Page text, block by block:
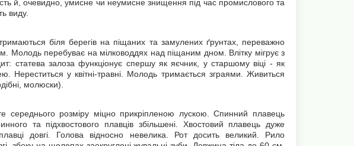
й, очевидно, умисне чи неумисне знищення під час промислового та
виду.
біля берегів на піщаних та замулених ґрунтах, переважно
Молодь перебуває на мілководдях над піщаним дном. Влітку мігрує з
статева залоза функціонує спершу як яєчник, у старшому віці - як
Нереститься у квітні-травні. Молодь тримається зграями. Живиться
молюски).
середнього розміру міцно прикріпленою лускою. Спинний плавець
та підхвостового плавців збільшені. Хвостовий плавець дуже
довгі. Голова відносно невелика. Рот досить великий. Рило